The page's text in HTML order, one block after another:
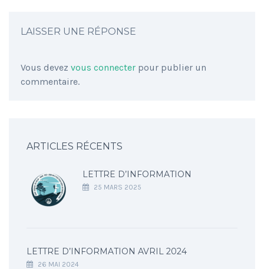
LAISSER UNE RÉPONSE
Vous devez vous connecter pour publier un
commentaire.
ARTICLES RÉCENTS
LETTRE D’INFORMATION
25 MARS 2025
LETTRE D’INFORMATION AVRIL 2024
26 MAI 2024